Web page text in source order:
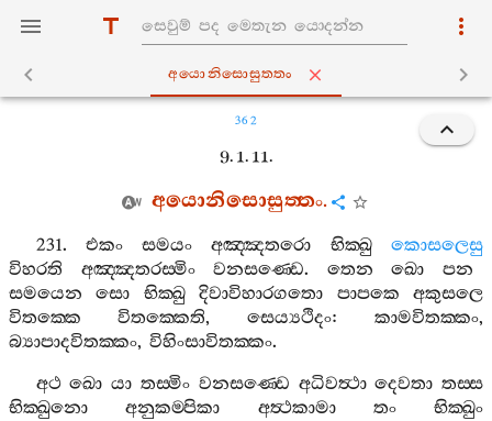
අයොනිසොසුත‍්තං
362
9. 1. 11.
අයොනිසොසුත‍්තං.
231. එකං සමයං අඤ‍්ඤතරො භික‍්ඛු
කොසලෙසු
විහරති
අඤ‍්ඤතරස‍්මිං වනසණ‍්ඩෙ. තෙන ඛො
පන
සමයෙන
සො භික‍්ඛු දිවාවිහාරගතො පාපකෙ
අකුසලෙ
විතක‍්කෙ
විතක‍්කෙති, සෙය්‍යථිදං:කාමවිතක‍්කං,
බ්‍යාපාදවිතක‍්කං, විහිංසාවිතක‍්කං.
අථ ඛො යා තස‍්මිං වනසණ‍්ඩෙ අධිවත්‍ථා දෙවතා තස‍්ස
භික‍්ඛුනො
අනුකම‍්පිකා අත්‍ථකාමා තං
භික‍්ඛුං